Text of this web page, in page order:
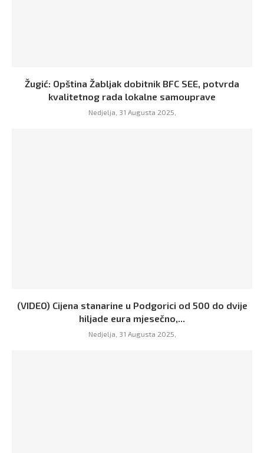
Žugić: Opština Žabljak dobitnik BFC SEE, potvrda
kvalitetnog rada lokalne samouprave
Nedjelja, 31 Augusta 2025,
(VIDEO) Cijena stanarine u Podgorici od 500 do dvije
hiljade eura mjesečno,...
Nedjelja, 31 Augusta 2025,